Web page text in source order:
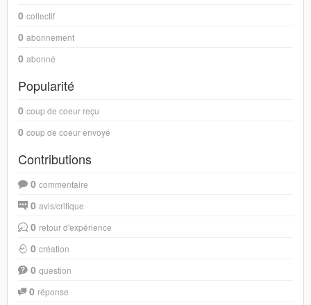
0 collectif
0 abonnement
0 abonné
Popularité
0 coup de coeur reçu
0 coup de coeur envoyé
Contributions
0 commentaire
0 avis/critique
0 retour d'expérience
0 création
0 question
0 réponse